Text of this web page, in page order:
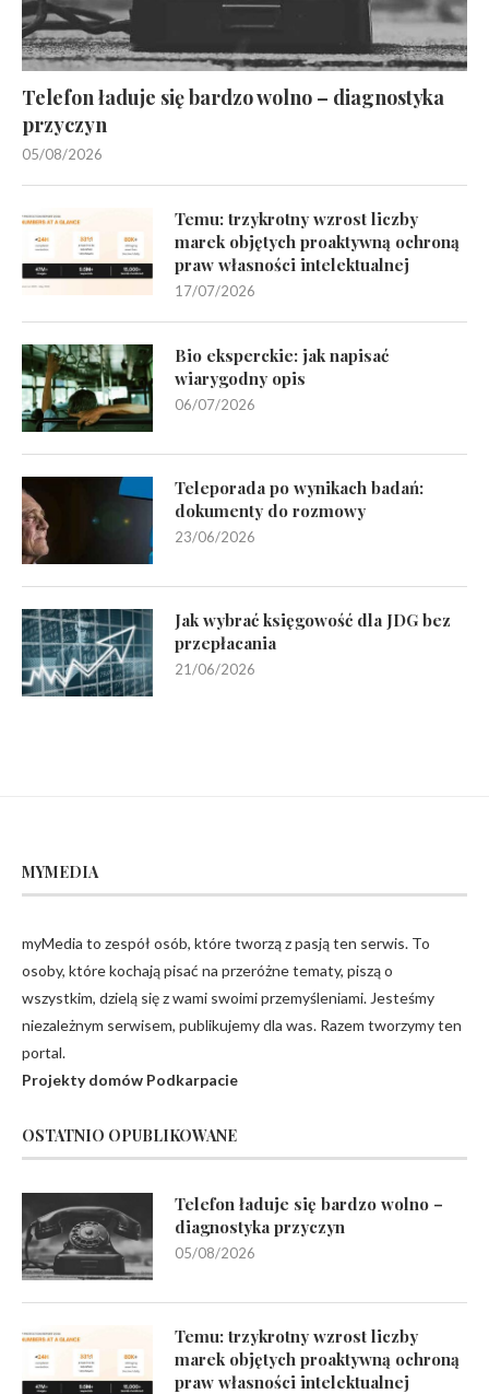
Telefon ładuje się bardzo wolno – diagnostyka
przyczyn
05/08/2026
Temu: trzykrotny wzrost liczby
marek objętych proaktywną ochroną
praw własności intelektualnej
17/07/2026
Bio eksperckie: jak napisać
wiarygodny opis
06/07/2026
Teleporada po wynikach badań:
dokumenty do rozmowy
23/06/2026
Jak wybrać księgowość dla JDG bez
przepłacania
21/06/2026
MYMEDIA
myMedia to zespół osób, które tworzą z pasją ten serwis. To
osoby, które kochają pisać na przeróżne tematy, piszą o
wszystkim, dzielą się z wami swoimi przemyśleniami. Jesteśmy
niezależnym serwisem, publikujemy dla was. Razem tworzymy ten
portal.
Projekty domów Podkarpacie
OSTATNIO OPUBLIKOWANE
Telefon ładuje się bardzo wolno –
diagnostyka przyczyn
05/08/2026
Temu: trzykrotny wzrost liczby
marek objętych proaktywną ochroną
praw własności intelektualnej